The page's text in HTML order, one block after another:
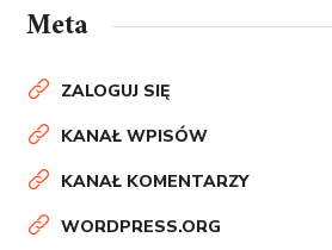
Meta
ZALOGUJ SIĘ
KANAŁ WPISÓW
KANAŁ KOMENTARZY
WORDPRESS.ORG